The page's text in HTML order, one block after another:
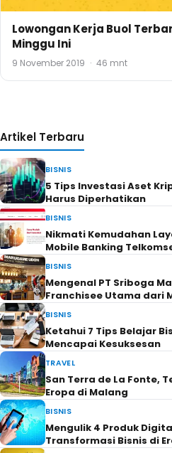
Lowongan Kerja Buol
Minggu Ini
9 November 2019 · 46 mnt
Artikel Terbaru
BISNIS
5 Tips Investasi Aset
Harus Diperhatikan
BISNIS
Nikmati Kemudahan
Mobile Banking
BISNIS
Mengenal PT Sriboga
Franchisee Utama dari
BISNIS
Ketahui 7 Tips Belajar
Mencapai Kesuksesan
TRAVEL
San Terra de La Fonte,
Eropa di Malang
BISNIS
Mengulik 4 Produk
Transformasi Bisnis di